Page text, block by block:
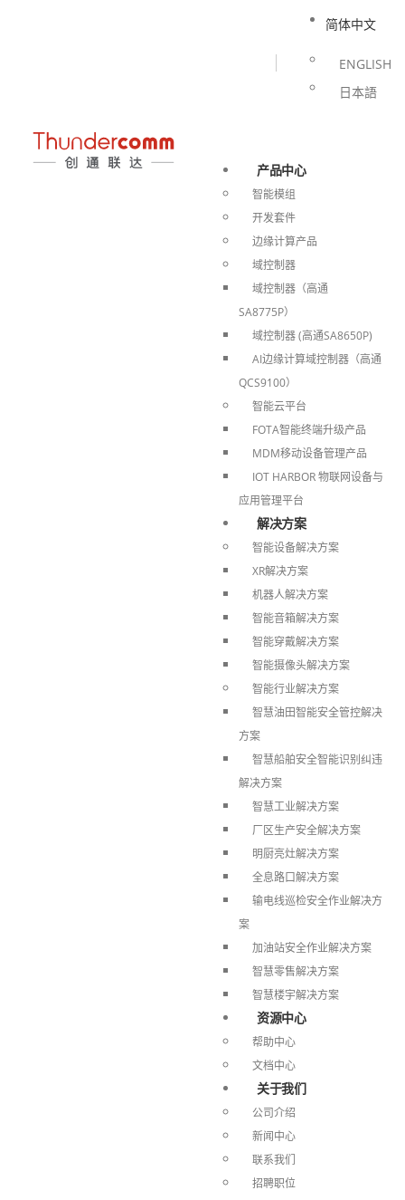
简体中文
ENGLISH
日本語
产品中心
智能模组
开发套件
边缘计算产品
域控制器
域控制器（高通
SA8775P）
域控制器 (高通SA8650P)
AI边缘计算域控制器（高通
QCS9100）
智能云平台
FOTA智能终端升级产品
MDM移动设备管理产品
IOT HARBOR 物联网设备与
应用管理平台
解决方案
智能设备解决方案
XR解决方案
机器人解决方案
智能音箱解决方案
智能穿戴解决方案
智能摄像头解决方案
智能行业解决方案
智慧油田智能安全管控解决
方案
智慧船舶安全智能识别纠违
解决方案
智慧工业解决方案
厂区生产安全解决方案
明厨亮灶解决方案
全息路口解决方案
输电线巡检安全作业解决方
案
加油站安全作业解决方案
智慧零售解决方案
智慧楼宇解决方案
资源中心
帮助中心
文档中心
关于我们
公司介绍
新闻中心
联系我们
招聘职位